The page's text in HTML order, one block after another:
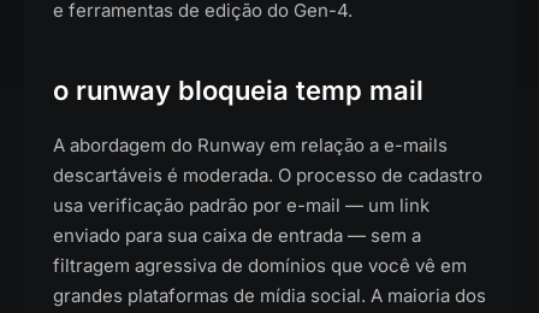
e ferramentas de edição do Gen-4.
o runway bloqueia temp mail
A abordagem do Runway em relação a e-mails
descartáveis é moderada. O processo de cadastro
usa verificação padrão por e-mail — um link
enviado para sua caixa de entrada — sem a
filtragem agressiva de domínios que você vê em
grandes plataformas de mídia social. A maioria dos